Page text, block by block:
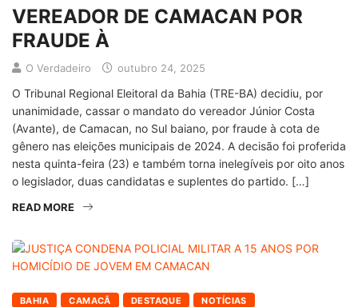
VEREADOR DE CAMACAN POR
FRAUDE À
O Verdadeiro outubro 24, 2025
O Tribunal Regional Eleitoral da Bahia (TRE-BA) decidiu, por
unanimidade, cassar o mandato do vereador Júnior Costa
(Avante), de Camacan, no Sul baiano, por fraude à cota de
gênero nas eleições municipais de 2024. A decisão foi proferida
nesta quinta-feira (23) e também torna inelegíveis por oito anos
o legislador, duas candidatas e suplentes do partido. […]
READ MORE
BAHIA CAMACÃ DESTAQUE NOTÍCIAS